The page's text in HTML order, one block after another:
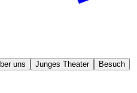
uns Junges Theater Besuch